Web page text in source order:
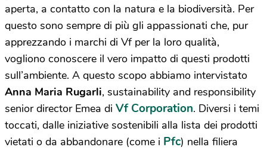
aperta, a contatto con la natura e la biodiversità. Per
questo sono sempre di più gli appassionati che, pur
apprezzando i marchi di Vf per la loro qualità,
vogliono conoscere il vero impatto di questi prodotti
sull’ambiente. A questo scopo abbiamo intervistato
Anna Maria Rugarli, sustainability and responsibility
senior director Emea di Vf Corporation. Diversi i temi
toccati, dalle iniziative sostenibili alla lista dei prodotti
vietati o da abbandonare (come i Pfc) nella filiera